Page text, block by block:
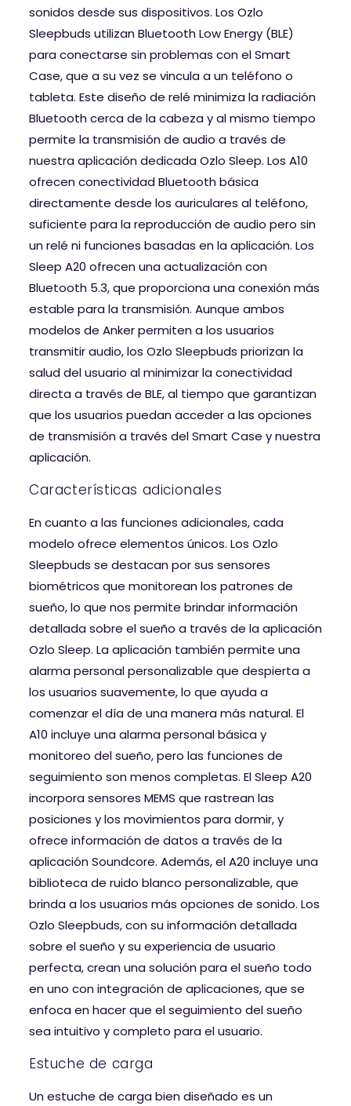
sonidos desde sus dispositivos. Los Ozlo
Sleepbuds utilizan Bluetooth Low Energy (BLE)
para conectarse sin problemas con el Smart
Case, que a su vez se vincula a un teléfono o
tableta. Este diseño de relé minimiza la radiación
Bluetooth cerca de la cabeza y al mismo tiempo
permite la transmisión de audio a través de
nuestra aplicación dedicada Ozlo Sleep. Los A10
ofrecen conectividad Bluetooth básica
directamente desde los auriculares al teléfono,
suficiente para la reproducción de audio pero sin
un relé ni funciones basadas en la aplicación. Los
Sleep A20 ofrecen una actualización con
Bluetooth 5.3, que proporciona una conexión más
estable para la transmisión. Aunque ambos
modelos de Anker permiten a los usuarios
transmitir audio, los Ozlo Sleepbuds priorizan la
salud del usuario al minimizar la conectividad
directa a través de BLE, al tiempo que garantizan
que los usuarios puedan acceder a las opciones
de transmisión a través del Smart Case y nuestra
aplicación.
Características adicionales
En cuanto a las funciones adicionales, cada
modelo ofrece elementos únicos. Los Ozlo
Sleepbuds se destacan por sus sensores
biométricos que monitorean los patrones de
sueño, lo que nos permite brindar información
detallada sobre el sueño a través de la aplicación
Ozlo Sleep. La aplicación también permite una
alarma personal personalizable que despierta a
los usuarios suavemente, lo que ayuda a
comenzar el día de una manera más natural. El
A10 incluye una alarma personal básica y
monitoreo del sueño, pero las funciones de
seguimiento son menos completas. El Sleep A20
incorpora sensores MEMS que rastrean las
posiciones y los movimientos para dormir, y
ofrece información de datos a través de la
aplicación Soundcore. Además, el A20 incluye una
biblioteca de ruido blanco personalizable, que
brinda a los usuarios más opciones de sonido. Los
Ozlo Sleepbuds, con su información detallada
sobre el sueño y su experiencia de usuario
perfecta, crean una solución para el sueño todo
en uno con integración de aplicaciones, que se
enfoca en hacer que el seguimiento del sueño
sea intuitivo y completo para el usuario.
Estuche de carga
Un estuche de carga bien diseñado es un